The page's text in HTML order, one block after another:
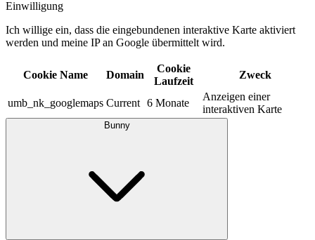
Einwilligung
Ich willige ein, dass die eingebundenen interaktive Karte aktiviert
werden und meine IP an Google übermittelt wird.​
Cookie Name Domain
Cookie
Laufzeit
Zweck
umb_nk_googlemaps Current 6 Monate
Anzeigen einer
interaktiven Karte
Bunny